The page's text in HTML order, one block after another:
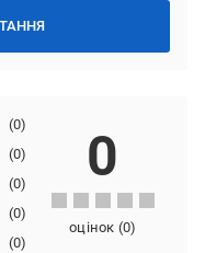
(0)
(0)
(0)
(0)
(0)
0
оцінок (0)